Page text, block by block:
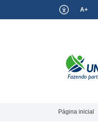
A+
Página inicial